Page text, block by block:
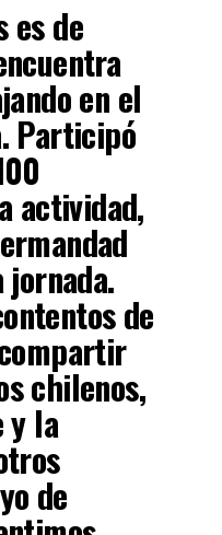
es de
en el
Participó
actividad,
de
chilenos,
y la
de